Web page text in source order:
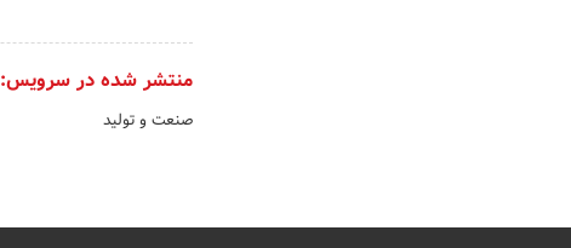
منتشر شده در سرویس:
صنعت و تولید